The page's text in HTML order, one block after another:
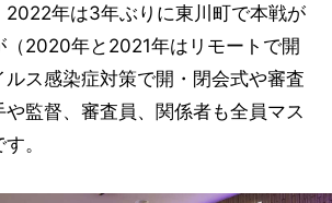
2022年は3年ぶりに東川町で本戦が
（2020年と2021年はリモートで開
ス感染症対策で開・閉会式や審査
監督、審査員、関係者も全員マス
。